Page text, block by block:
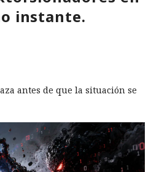
instante.
antes de que la situación se